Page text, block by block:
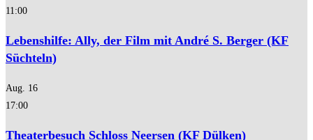
11:00
Lebenshilfe: Ally, der Film mit André S. Berger (KF
Süchteln)
Aug. 16
17:00
Theaterbesuch Schloss Neersen (KF Dülken)